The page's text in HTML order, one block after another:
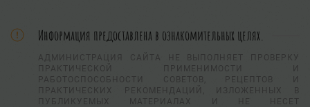
Информация предоставлена в ознакомительных целях.
АДМИНИСТРАЦИЯ САЙТА НЕ ВЫПОЛНЯЕТ ПРОВЕРКУ
ПРАКТИЧЕСКОЙ ПРИМЕНИМОСТИ И
РАБОТОСПОСОБНОСТИ СОВЕТОВ, РЕЦЕПТОВ И
ПРАКТИЧЕСКИХ РЕКОМЕНДАЦИЙ, ИЗЛОЖЕННЫХ В
ПУБЛИКУЕМЫХ МАТЕРИАЛАХ И НЕ НЕСЕТ